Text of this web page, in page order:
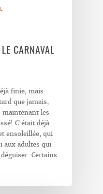
CARNAVAL
finie, mais
que jamais,
maintenant les
C'était déjà
ensoleillée, qui
aux adultes qui
Certains